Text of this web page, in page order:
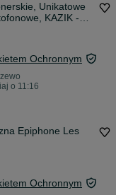
Unikatowe
KAZIK -
KAZIK - SPALAJ
!!
Ochronnym
o 11:16
Epiphone Les
Ochronnym